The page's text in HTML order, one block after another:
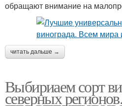
обращают внимание на
читать дальше →
Выбириаем сорт
северных